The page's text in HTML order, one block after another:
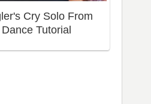
Cry Solo From
Tutorial